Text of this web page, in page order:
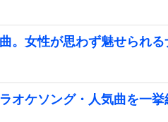
。女性が思わず魅せられ
オケソング・人気曲を一挙